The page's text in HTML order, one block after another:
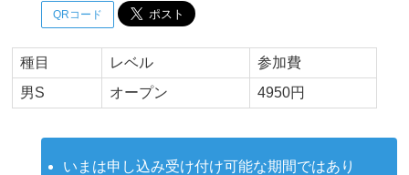
QRコード
種目 レベル
参加費
男S
オープン 4950円
いまは申し込み受け付け可能な期間ではあり